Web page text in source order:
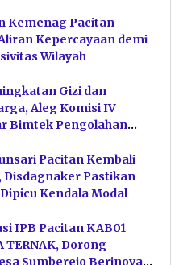
Kemenag Pacitan
Kepercayaan demi
Wilayah
Gizi dan
Aleg Komisi IV
Bimtek Pengolahan
Pacitan Kembali
Disdagnaker Pastikan
Kendala Modal
IPB Pacitan KAB01
TERNAK, Dorong
Sumberejo Berinovasi